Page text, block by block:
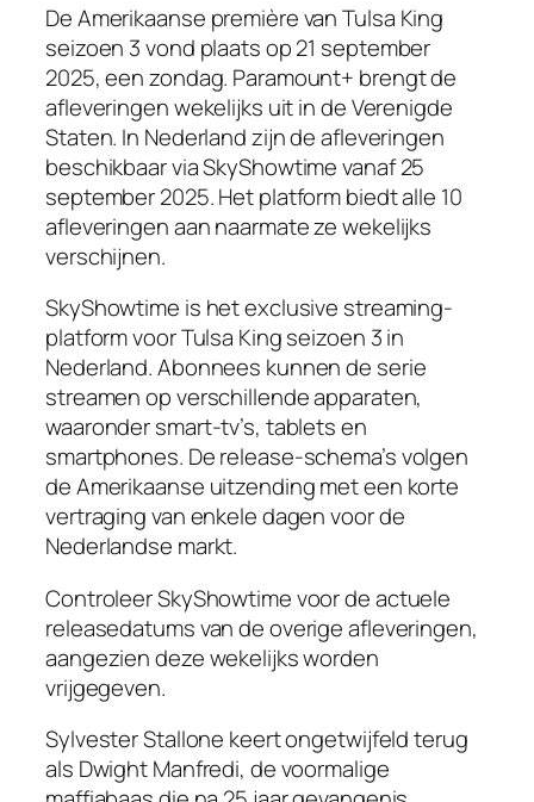
De Amerikaanse première van Tulsa King
seizoen 3 vond plaats op 21 september
2025, een zondag. Paramount+ brengt de
afleveringen wekelijks uit in de Verenigde
Staten. In Nederland zijn de afleveringen
beschikbaar via SkyShowtime vanaf 25
september 2025. Het platform biedt alle 10
afleveringen aan naarmate ze wekelijks
verschijnen.
SkyShowtime is het exclusive streaming-
platform voor Tulsa King seizoen 3 in
Nederland. Abonnees kunnen de serie
streamen op verschillende apparaten,
waaronder smart-tv’s, tablets en
smartphones. De release-schema’s volgen
de Amerikaanse uitzending met een korte
vertraging van enkele dagen voor de
Nederlandse markt.
Controleer SkyShowtime voor de actuele
releasedatums van de overige afleveringen,
aangezien deze wekelijks worden
vrijgegeven.
Sylvester Stallone keert ongetwijfeld terug
als Dwight Manfredi, de voormalige